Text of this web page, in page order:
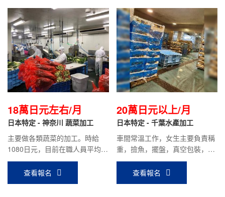
18萬日元左右/月
日本特定 - 神奈川 蔬菜加工
主要做各類蔬菜的加工。時給
1080日元，目前在職人員平均到
手工資18萬日元左右。
查看報名
20萬日元以上/月
日本特定 - 千葉水產加工
車間常溫工作，女生主要負責稱
重，撿魚，擺盤，真空包裝，裝
箱為主。男生主要負責刮魚腸，
片魚，切魚片，貼標簽，捆包為
主。時給1000日元，平均到手工
查看報名